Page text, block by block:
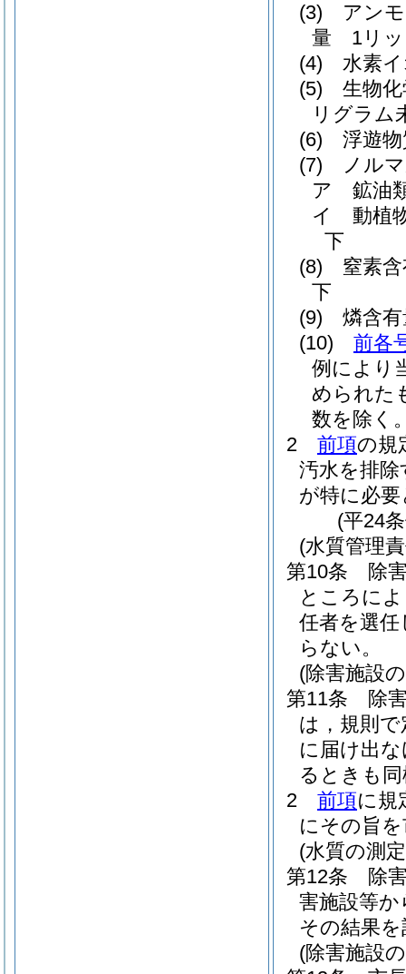
(3)
アン
量 1リッ
(4)
水素
(5)
生物
リグラム
(6)
浮遊
(7)
ノル
ア
鉱油
イ
動植
下
(8)
窒素
下
(9)
燐含
(10)
前各
例により
められた
数を除く
2
前項の規
汚水を排
が特に必
(平24
(水質管理
第10条
除
ところに
任者を選
らない。
(除害施設
第11条
除
は，規則
に届け出
るときも
2
前項に規
にその旨
(水質の測
第12条
除
害施設等
その結果
(除害施設